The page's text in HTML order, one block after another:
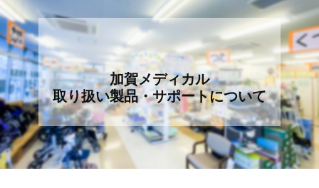
加賀メディカル
取り扱い製品・サポートについて